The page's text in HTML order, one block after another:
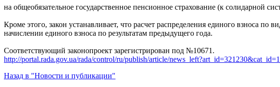
на общеобязательное государственное пенсионное страхование (к солидарной
Кроме этого, закон устанавливает, что расчет распределения единого взноса по
начислении единого взноса по результатам предыдущего года.
Соответствующий законопроект зарегистрирован под №10671.
http://portal.rada.gov.ua/rada/control/ru/publish/article/
Назад в "Новости и публикации"